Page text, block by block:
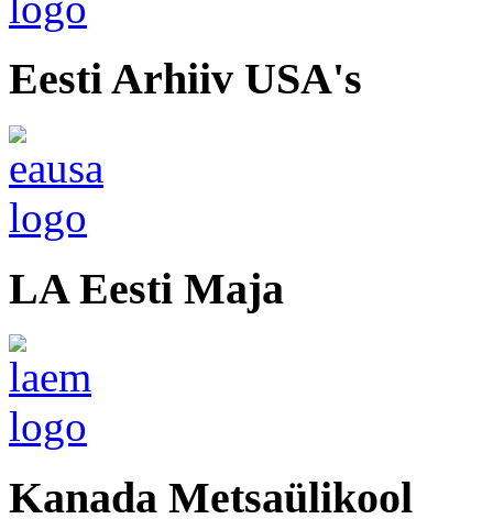
Eesti Arhiiv USA's
LA Eesti Maja
Kanada Metsaülikool